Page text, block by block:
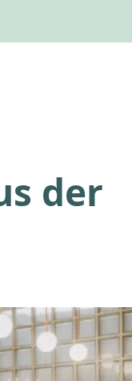
der